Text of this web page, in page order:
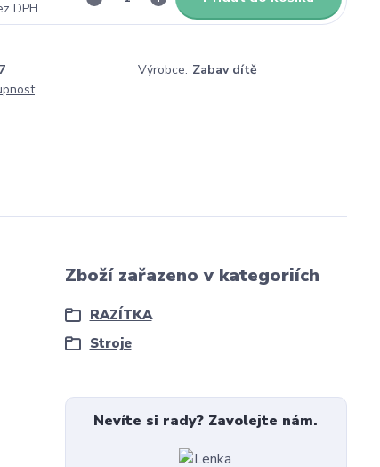
DPH
Výrobce: Zabav dítě
Zboží zařazeno v kategoriích
RAZÍTKA
Stroje
Nevíte si rady? Zavolejte nám.